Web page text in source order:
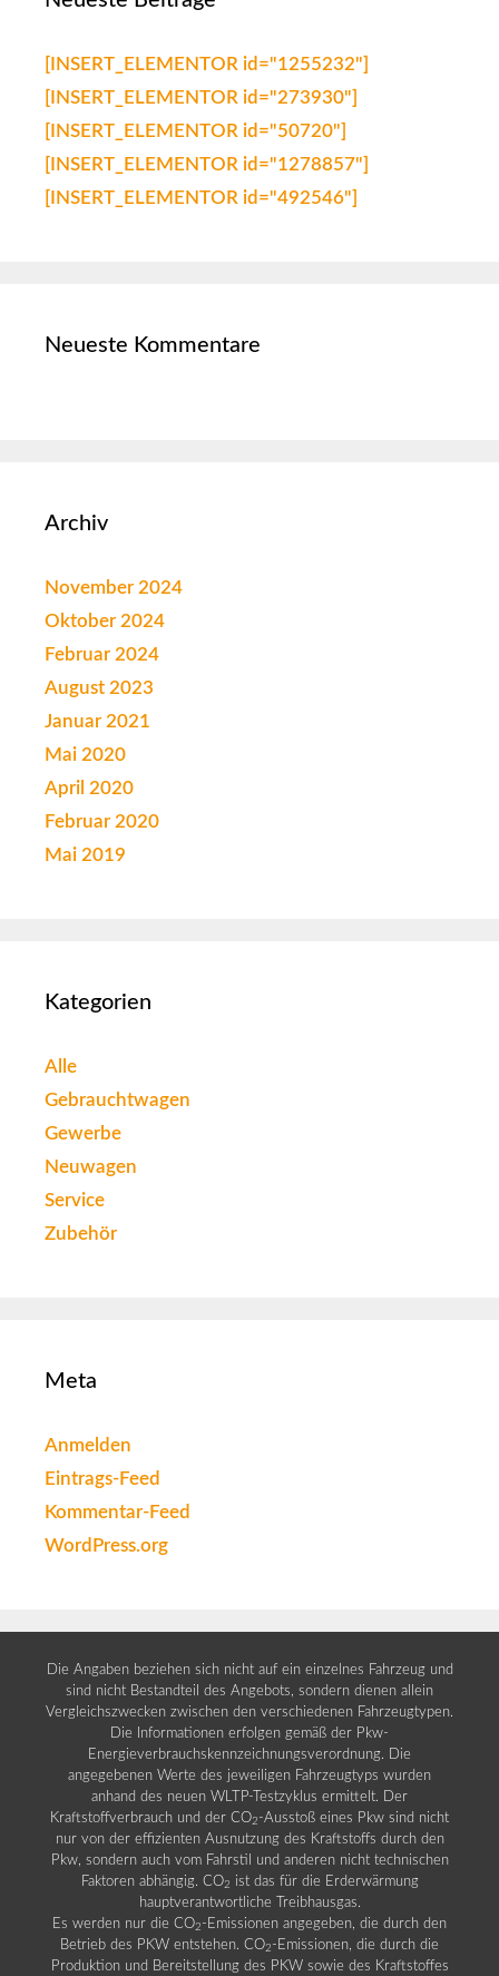
[INSERT_ELEMENTOR id="1255232"]
[INSERT_ELEMENTOR id="273930"]
[INSERT_ELEMENTOR id="50720"]
[INSERT_ELEMENTOR id="1278857"]
[INSERT_ELEMENTOR id="492546"]
Neueste Kommentare
Archiv
November 2024
Oktober 2024
Februar 2024
August 2023
Januar 2021
Mai 2020
April 2020
Februar 2020
Mai 2019
Kategorien
Alle
Gebrauchtwagen
Gewerbe
Neuwagen
Service
Zubehör
Meta
Anmelden
Eintrags-Feed
Kommentar-Feed
WordPress.org
Die Angaben beziehen sich nicht auf ein einzelnes Fahrzeug und
sind nicht Bestandteil des Angebots, sondern dienen allein
Vergleichszwecken zwischen den verschiedenen Fahrzeugtypen.
Die Informationen erfolgen gemäß der Pkw-
Energieverbrauchskennzeichnungsverordnung. Die
angegebenen Werte des jeweiligen Fahrzeugtyps wurden
anhand des neuen WLTP-Testzyklus ermittelt. Der
Kraftstoffverbrauch und der CO2 -Ausstoß eines Pkw sind nicht
nur von der effizienten Ausnutzung des Kraftstoffs durch den
Pkw, sondern auch vom Fahrstil und anderen nicht technischen
Faktoren abhängig. CO2 ist das für die Erderwärmung
hauptverantwortliche Treibhausgas.
Es werden nur die CO2 -Emissionen angegeben, die durch den
Betrieb des PKW entstehen. CO2 -Emissionen, die durch die
Produktion und Bereitstellung des PKW sowie des Kraftstoffes